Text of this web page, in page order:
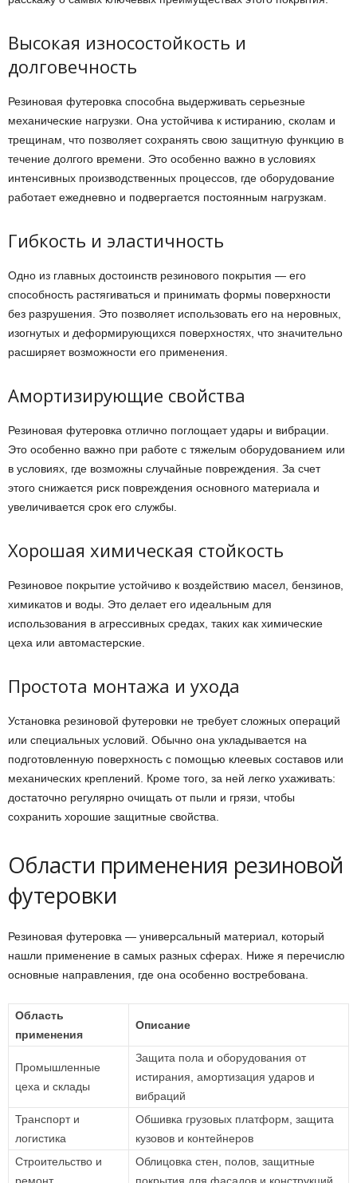
Высокая износостойкость и
долговечность
Резиновая футеровка способна выдерживать серьезные
механические нагрузки. Она устойчива к истиранию, сколам и
трещинам, что позволяет сохранять свою защитную функцию в
течение долгого времени. Это особенно важно в условиях
интенсивных производственных процессов, где оборудование
работает ежедневно и подвергается постоянным нагрузкам.
Гибкость и эластичность
Одно из главных достоинств резинового покрытия — его
способность растягиваться и принимать формы поверхности
без разрушения. Это позволяет использовать его на неровных,
изогнутых и деформирующихся поверхностях, что значительно
расширяет возможности его применения.
Амортизирующие свойства
Резиновая футеровка отлично поглощает удары и вибрации.
Это особенно важно при работе с тяжелым оборудованием или
в условиях, где возможны случайные повреждения. За счет
этого снижается риск повреждения основного материала и
увеличивается срок его службы.
Хорошая химическая стойкость
Резиновое покрытие устойчиво к воздействию масел, бензинов,
химикатов и воды. Это делает его идеальным для
использования в агрессивных средах, таких как химические
цеха или автомастерские.
Простота монтажа и ухода
Установка резиновой футеровки не требует сложных операций
или специальных условий. Обычно она укладывается на
подготовленную поверхность с помощью клеевых составов или
механических креплений. Кроме того, за ней легко ухаживать:
достаточно регулярно очищать от пыли и грязи, чтобы
сохранить хорошие защитные свойства.
Области применения резиновой
футеровки
Резиновая футеровка — универсальный материал, который
нашли применение в самых разных сферах. Ниже я перечислю
основные направления, где она особенно востребована.
Область
применения
Описание
Промышленные
цеха и склады
Защита пола и оборудования от
истирания, амортизация ударов и
вибраций
Транспорт и
логистика
Обшивка грузовых платформ, защита
кузовов и контейнеров
Строительство и
Облицовка стен, полов, защитные